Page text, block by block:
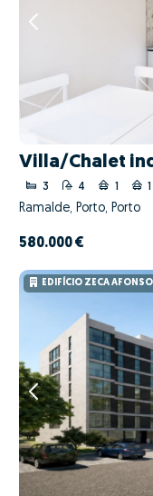
Villa/Chalet
3 4 1 1
Ramalde, Porto, Porto
580.000 €
EDIFÍCIO ZECA